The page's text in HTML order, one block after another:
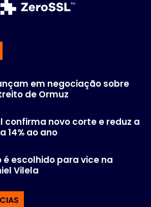
em negociação sobre
de Ormuz
confirma novo corte e reduz a
14% ao ano
é escolhido para vice na
Vilela